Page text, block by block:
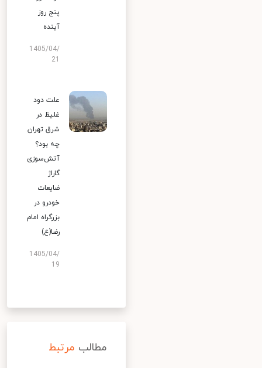
پنج روز
آینده
1405/04/
علت دود
غلیظ در
شرق تهران
چه بود؟
آتش‌سوزی
گاراژ
ضایعات
خودرو در
بزرگراه امام
رضا(ع)
1405/04/
19
مطالب مرتبط